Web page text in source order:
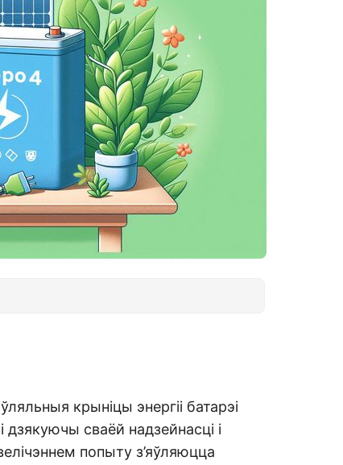
крыніцы энергіі батарэі
сваёй надзейнасці і
попыту з’яўляюцца